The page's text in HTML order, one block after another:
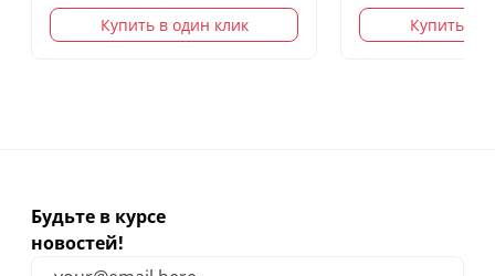
Купить в один клик Купить в
Будьте в курсе
новостей!